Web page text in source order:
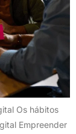
Os hábitos
Empreender